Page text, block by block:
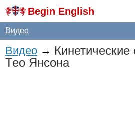
Begin English
Видео
Видео → Кинетические
Тео Янсона